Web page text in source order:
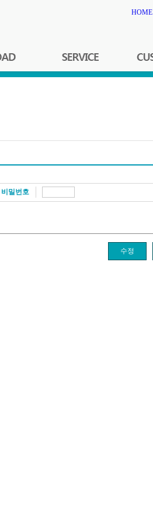
HOME
비밀번호
수정